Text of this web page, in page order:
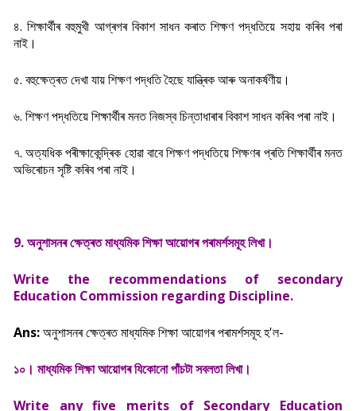
৪. শিক্ষাৰ্থীৰ বহুমুখী আগ্ৰগৰ বিকাশ সাধন কৰাত শিক্ষণ পদ্ধতিয়ে সহায় কৰিব পৰা
নাই।
৫. বহুক্ষেত্ৰত দেখা যায় শিক্ষণ পদ্ধতি হৈছে যান্ত্ৰিক আৰু অনাকৰ্ষণীয়।
৬. শিক্ষণ পদ্ধতিয়ে শিক্ষাৰ্থীৰ মনত নিজস্ব চিন্তাধাৰাৰ বিকাশ সাধন কৰিব পৰা নাই।
৭. অত্যধিক পৰীক্ষাকেন্দ্ৰিক হোৱা বাবে শিক্ষণ পদ্ধতিয়ে শিক্ষণৰ প্ৰতি শিক্ষাৰ্থীৰ মনত
অভিৰোচন সৃষ্টি কৰিব পৰা নাই।
9. অনুশাসনৰ ক্ষেত্ৰত মাধ্যমিক শিক্ষা আয়োগৰ পৰামর্শসমূহ লিখা।
Write the recommendations of secondary
Education Commission regarding Discipline.
Ans:অনুশাসনৰ ক্ষেত্ৰত মাধ্যমিক শিক্ষা আয়োগৰ পৰামৰ্শসমূহ হ'ল-
১০। মাধ্যমিক শিক্ষা আয়োগৰ যিকোনো পাঁচটা সবলতা লিখা।
Write any five merits of Secondary Education